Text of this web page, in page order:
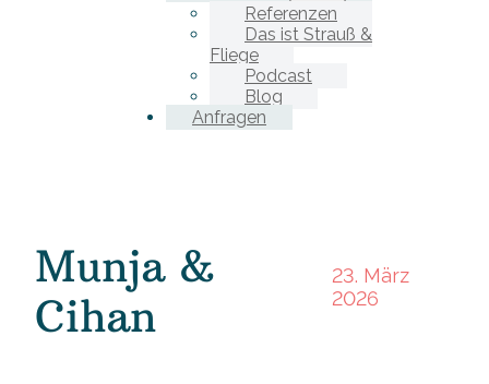
Referenzen
Das ist Strauß &
Fliege
Podcast
Blog
Anfragen
Munja &
Cihan
23. März
2026